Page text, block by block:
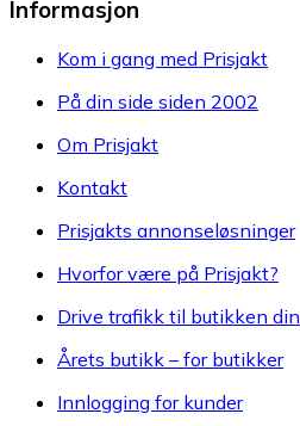
Informasjon
Kom i gang med Prisjakt
På din side siden 2002
Om Prisjakt
Kontakt
Prisjakts annonseløsninger
Hvorfor være på Prisjakt?
Drive trafikk til butikken din
Årets butikk – for butikker
Innlogging for kunder